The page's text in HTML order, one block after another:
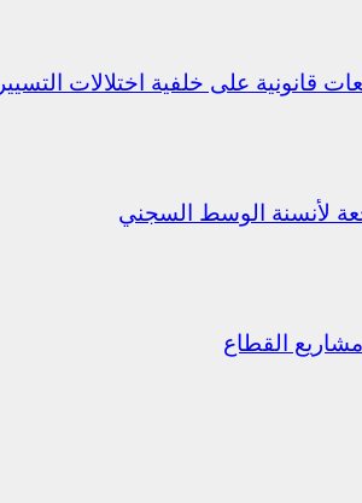
لأنسنة الوسط السجني
القطاع